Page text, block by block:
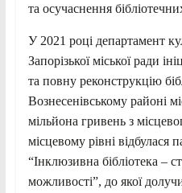
та осучаснення
У 2021 році департамент
Запорізької міської ради
та повну реконструкцію
Вознесенівському районі
мільйона гривень з
місцевому рівні відбулася
“Інклюзивна бібліотека –
можливості”, до якої